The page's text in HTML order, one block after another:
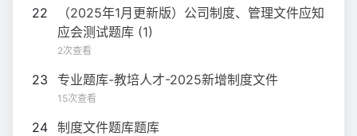
22
（2025年1月更新版）公司制度、管理文件应知
应会测试题库 (1)
2次查看
23 专业题库-教培人才-2025新增制度文件
15次查看
24 制度文件题库题库